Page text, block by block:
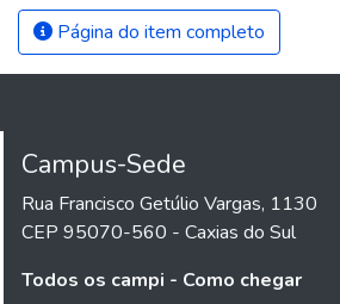
Página do item completo
Campus-Sede
Rua Francisco Getúlio Vargas, 1130
CEP 95070-560 - Caxias do Sul
Todos os campi - Como chegar